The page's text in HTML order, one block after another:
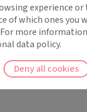
vous en ligne
vous en ligne
plus rien
experience
of which ones you
more
data policy.
Deny all cookies